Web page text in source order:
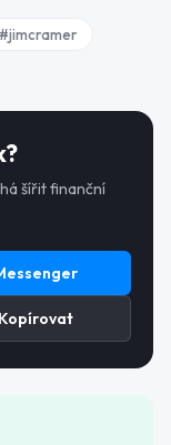
#jimcramer
šířit finanční
Kopírovat